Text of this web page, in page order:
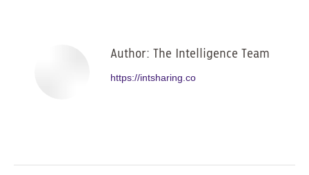
Author: The Intelligence Team
https://intsharing.co